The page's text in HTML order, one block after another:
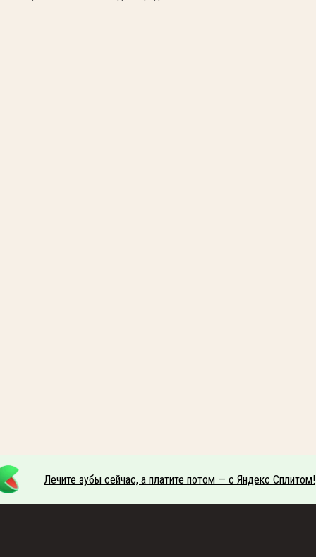
Лечите зубы сейчас, а платите потом — с Яндекс Сплитом!